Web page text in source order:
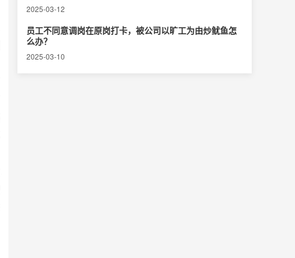
2025-03-12
员工不同意调岗在原岗打卡，被公司以旷工为由炒鱿鱼怎
么办？
2025-03-10